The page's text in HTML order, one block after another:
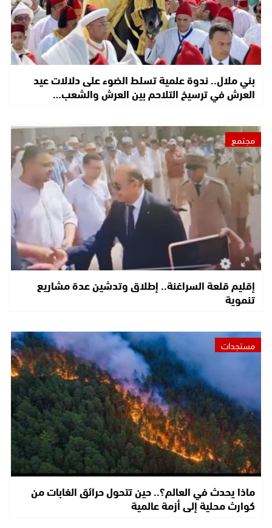
بني ملال.. ندوة علمية تسلط الضوء على دلالات عيد
العرش في ترسيخ التلاحم بين العرش والشعب…
مجتمع
إقليم قلعة السراغنة.. إطلاق وتدشين عدة مشاريع
تنموية
مستجدات
ماذا يحدث في العالم؟.. حين تتحول حرائق الغابات من
كوارث محلية إلى أزمة عالمية